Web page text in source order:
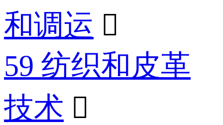
和调运 
59 纺织和皮革
技术 